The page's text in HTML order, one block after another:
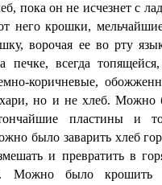
пока он не исчезнет с
него крошки,
ворочая ее во рту
печке, всегда
коричневые,
но и не хлеб. Можно
пластины и
было заварить хлеб
и превратить в
Можно было крошить